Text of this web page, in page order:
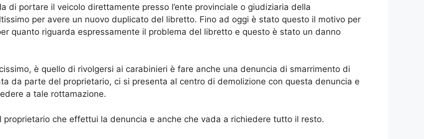
di portare il veicolo direttamente presso l’ente provinciale o giudiziaria della
per avere un nuovo duplicato del libretto. Fino ad oggi è stato questo il motivo per
quanto riguarda espressamente il problema del libretto e questo è stato un danno
è quello di rivolgersi ai carabinieri è fare anche una denuncia di smarrimento di
da parte del proprietario, ci si presenta al centro di demolizione con questa denuncia e
a tale rottamazione.
che effettui la denuncia e anche che vada a richiedere tutto il resto.